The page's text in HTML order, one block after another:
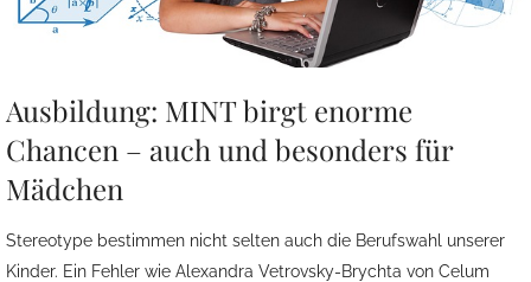
Ausbildung: MINT birgt enorme
Chancen – auch und besonders für
Mädchen
Stereotype bestimmen nicht selten auch die Berufswahl unserer
Kinder. Ein Fehler wie Alexandra Vetrovsky-Brychta von Celum